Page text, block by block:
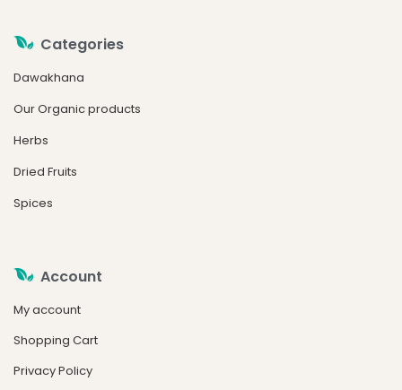
Categories
Dawakhana
Our Organic products
Herbs
Dried Fruits
Spices
Account
My account
Shopping Cart
Privacy Policy